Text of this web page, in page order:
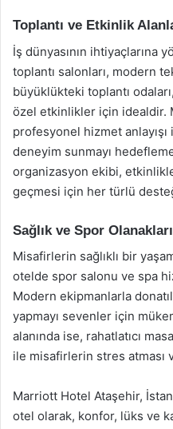
Toplantı ve Etkinlik
İş dünyasının ihtiyaçlarına
toplantı salonları, modern
büyüklükteki toplantı
özel etkinlikler için idealdir.
profesyonel hizmet
deneyim sunmayı
organizasyon ekibi,
geçmesi için her türlü
Sağlık ve Spor Olanakları
Misafirlerin sağlıklı bir
otelde spor salonu ve spa
Modern ekipmanlarla
yapmayı sevenler için
alanında ise, rahatlatıcı
ile misafirlerin stres atması
Marriott Hotel Ataşehir,
otel olarak, konfor, lüks ve